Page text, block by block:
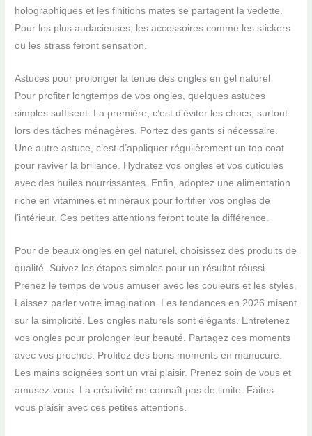
holographiques et les finitions mates se partagent la vedette.
Pour les plus audacieuses, les accessoires comme les stickers
ou les strass feront sensation.
Astuces pour prolonger la tenue des ongles en gel naturel
Pour profiter longtemps de vos ongles, quelques astuces
simples suffisent. La première, c’est d’éviter les chocs, surtout
lors des tâches ménagères. Portez des gants si nécessaire.
Une autre astuce, c’est d’appliquer régulièrement un top coat
pour raviver la brillance. Hydratez vos ongles et vos cuticules
avec des huiles nourrissantes. Enfin, adoptez une alimentation
riche en vitamines et minéraux pour fortifier vos ongles de
l’intérieur. Ces petites attentions feront toute la différence.
Pour de beaux ongles en gel naturel, choisissez des produits de
qualité. Suivez les étapes simples pour un résultat réussi.
Prenez le temps de vous amuser avec les couleurs et les styles.
Laissez parler votre imagination. Les tendances en 2026 misent
sur la simplicité. Les ongles naturels sont élégants. Entretenez
vos ongles pour prolonger leur beauté. Partagez ces moments
avec vos proches. Profitez des bons moments en manucure.
Les mains soignées sont un vrai plaisir. Prenez soin de vous et
amusez-vous. La créativité ne connaît pas de limite. Faites-
vous plaisir avec ces petites attentions.